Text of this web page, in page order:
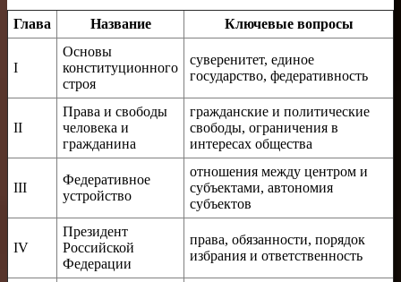
Глава Название Ключевые вопросы
I
Основы
конституционного
строя
суверенитет, единое
государство, федеративность
II
Права и свободы
человека и
гражданина
гражданские и политические
свободы, ограничения в
интересах общества
III
Федеративное
устройство
отношения между центром и
субъектами, автономия
субъектов
IV
Президент
Российской
Федерации
права, обязанности, порядок
избрания и ответственность